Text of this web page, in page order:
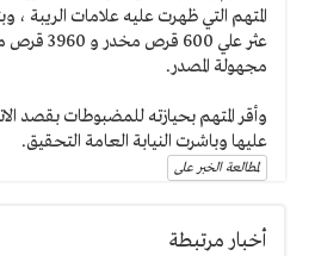
المتهم التي ظهرت عليه علامات الريبة ،
عثر علي
مجهولة المصدر.
وأقر المتهم بحيازته للمضبوطات بقصد
عليها وباشرت النيابة العامة التحقيق.
لمطالعة الخبر على
أخبار مرتبطة